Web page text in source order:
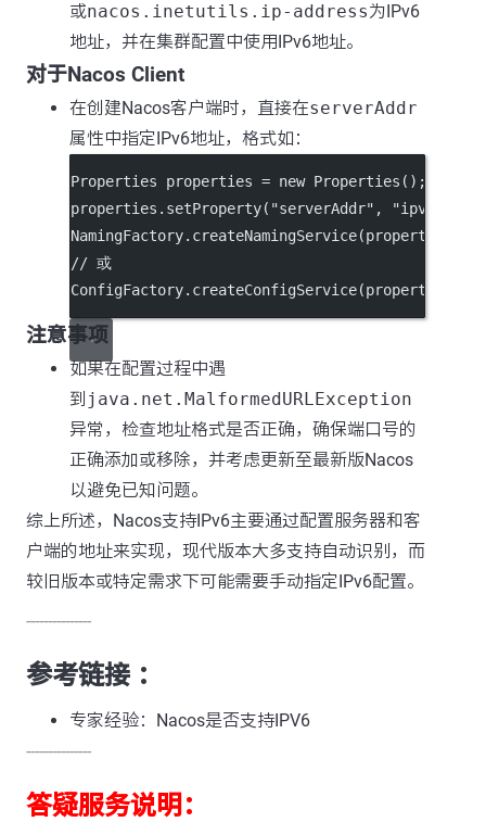
或nacos.inetutils.ip-address为IPv6
地址，并在集群配置中使用IPv6地址。
对于Nacos Client
在创建Nacos客户端时，直接在serverAddr
属性中指定IPv6地址，格式如：
Properties properties = new Properties ();
properties. setProperty( "serverAddr" ,
"ipv6地址
NamingFactory. createNamingService(properties);
// 或
ConfigFactory. createConfigService(properties);
注意事项
如果在配置过程中遇
到 java.net.MalformedURLException
异常，检查地址格式是否正确，确保端口号的
正确添加或移除，并考虑更新至最新版Nacos
以避免已知问题。
综上所述，Nacos支持IPv6主要通过配置服务器和客
户端的地址来实现，现代版本大多支持自动识别，而
较旧版本或特定需求下可能需要手动指定IPv6配置。
---------------
参考链接 ：
专家经验：Nacos是否支持IPV6
---------------
答疑服务说明：